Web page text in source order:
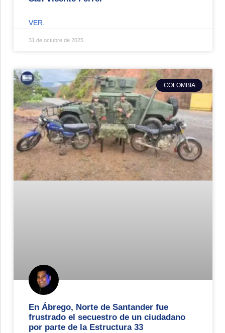
VER.
31 de octubre de 2025
COLOMBIA
En Ábrego, Norte de Santander fue
frustrado el secuestro de un ciudadano
por parte de la Estructura 33